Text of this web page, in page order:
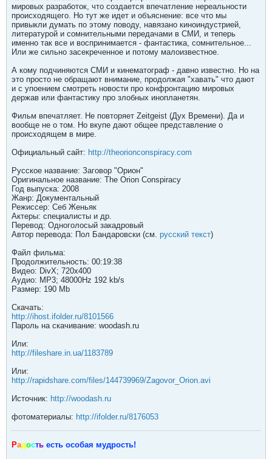
мировых разработок, что создается впечатление нереальности
происходящего. Но тут же идет и объяснение: все что мы
привыкли думать по этому поводу, навязано киноиндустрией,
литературой и сомнительными передачами в СМИ, и теперь
именно так все и воспринимается - фантастика, сомнительное...
Или же сильно засекреченное и потому малоизвестное.
А кому подчиняются СМИ и кинематограф - давно известно. Но на
это просто не обращают внимание, продолжая "хавать" что дают
и с упоением смотреть новости про конфронтацию мировых
держав или фантастику про злобных инопланетян.
Фильм впечатляет. Не повторяет Zeitgeist (Дух Времени). Да и
вообще не о том. Но вкупе дают общее представление о
происходящем в мире.
Официальный сайт: http://theorionconspiracy.com
Русское название: Заговор "Орион"
Оригинальное название: The Orion Conspiracy
Год выпуска: 2008
Жанр: Документальный
Режиссер: Себ Женьяк
Актеры: специалисты и др.
Перевод: Одноголосый закадровый
Автор перевода: Пол Бандаровски (см. русский текст)
Файл фильма:
Продолжительность: 00:19:38
Видео: DivX; 720x400
Аудио: MP3; 48000Hz 192 kb/s
Размер: 190 Mb
Скачать:
http://ihost.ifolder.ru/8101566
Пароль на скачивание: woodash.ru
Или:
http://fileshare.in.ua/1183789
Или:
http://rapidshare.com/files/144739969/Zagovor_Orion.avi
Источник: http://woodash.ru
фотоматериалы: http://ifolder.ru/8176053
Радость есть особая мудрость!